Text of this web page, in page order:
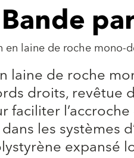
en laine de roche mono-
laine de roche
droits, revêtue
faciliter
les systèmes
expansé